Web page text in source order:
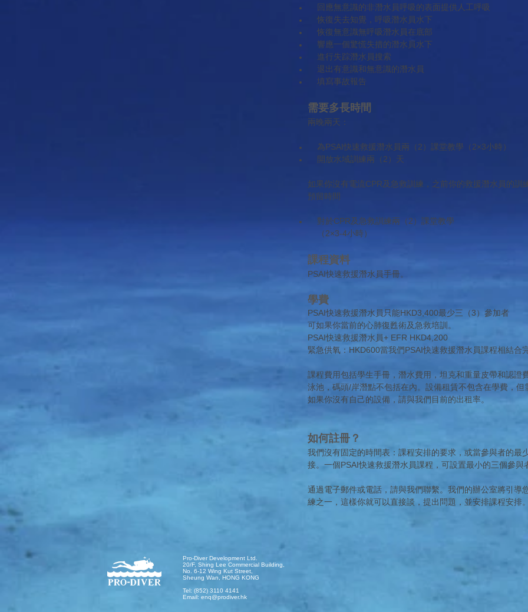
回應無意識的非潛水員呼吸的表面提供人工呼吸
恢復失去知覺，呼吸潛水員水下
恢復無意識無呼吸潛水員在底部
響應一個驚慌失措的潛水員水下
進行失踪潛水員搜索
退出有意識和無意識的潛水員
填寫事故報告
需要多長時間
兩晚兩天：
為PSAI快速救援潛水員兩（2）課堂教學（2×3小時）
開放水域訓練兩（2）天
如果你沒有電流CPR及急救訓練，之前你的救援潛水員的訓
預留時間
對於CPR及急救訓練兩（2）課堂教學
（2×3-4小時）
課程資料
PSAI快速救援潛水員手冊。
學費
PSAI快速救援潛水員只能HKD3,400最少三（3）參加者
可如果你當前的心肺復甦術及急救培訓。
PSAI快速救援潛水員+ EFR HKD4,200
緊急供氧：HKD600當我們PSAI快速救援潛水員課程相結合
課程費用包括學生手冊，潛水費用，坦克和重量皮帶和認證
泳池，碼頭/岸潛點不包括在內。設備租賃不包含在學費，但
如果你沒有自己的設備，請與我們目前的出租率。
如何註冊？
我們沒有固定的時間表：課程安排的要求，或當參與者的最
接。一個PSAI快速救援潛水員課程，可設置最小的三個參與
通過電子郵件或電話，請與我們聯繫。我們的辦公室將引導
練之一，這樣你就可以直接談，提出問題，並安排課程安排
Pro-Diver Development Ltd.
20/F, Shing Lee Commercial Building,
No. 6-12 Wing Kut Street,
Sheung Wan, HONG KONG
Tel: (852) 3110 4141
Email: enq@prodiver.hk